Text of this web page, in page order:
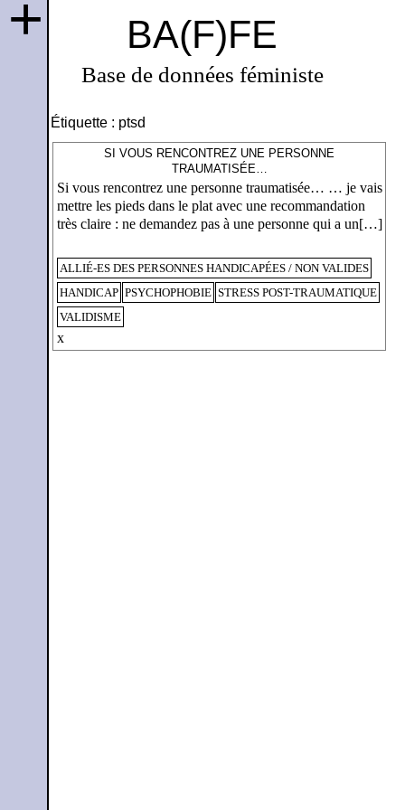
BA(F)FE
Base de données féministe
+
Étiquette : ptsd
SI VOUS RENCONTREZ UNE PERSONNE
TRAUMATISÉE…
Si vous rencontrez une personne traumatisée… … je vais
mettre les pieds dans le plat avec une recommandation
très claire : ne demandez pas à une personne qui a un[…]
ALLIÉ-ES DES PERSONNES HANDICAPÉES / NON VALIDES
HANDICAP PSYCHOPHOBIE STRESS POST-TRAUMATIQUE
VALIDISME
x